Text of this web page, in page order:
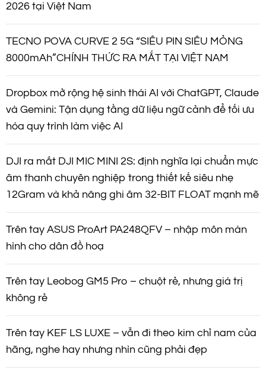
2026 tại Việt Nam
TECNO POVA CURVE 2 5G “SIÊU PIN SIÊU MỎNG
8000mAh”CHÍNH THỨC RA MẮT TẠI VIỆT NAM
Dropbox mở rộng hệ sinh thái AI với ChatGPT, Claude
và Gemini: Tận dụng tầng dữ liệu ngữ cảnh để tối ưu
hóa quy trình làm việc AI
DJI ra mắt DJI MIC MINI 2S: định nghĩa lại chuẩn mực
âm thanh chuyên nghiệp trong thiết kế siêu nhẹ
12Gram và khả năng ghi âm 32-BIT FLOAT mạnh mẽ
Trên tay ASUS ProArt PA248QFV – nhập môn màn
hình cho dân đồ hoạ
Trên tay Leobog GM5 Pro – chuột rẻ, nhưng giá trị
không rẻ
Trên tay KEF LS LUXE – vẫn đi theo kim chỉ nam của
hãng, nghe hay nhưng nhìn cũng phải đẹp